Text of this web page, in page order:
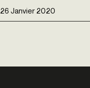
26 Janvier 2020